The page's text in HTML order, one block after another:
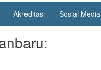
Akreditasi Sosial Media